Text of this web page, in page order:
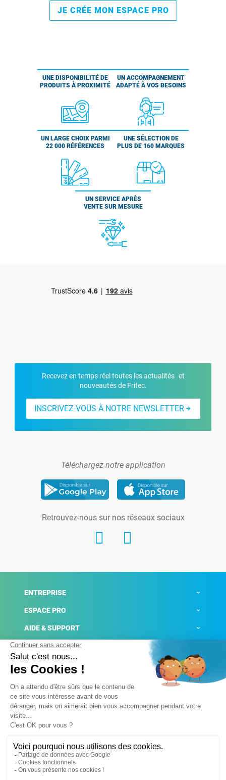
JE CRÉE MON ESPACE PRO
UNE DISPONIBILITÉ DE
PRODUITS À PROXIMITÉ
UN ACCOMPAGNEMENT
ADAPTÉ À VOS BESOINS
UN LARGE CHOIX PARMI
22 000 RÉFÉRENCES
UNE SÉLECTION DE
PLUS DE 160 MARQUES
UN SERVICE APRÈS
VENTE SUR MESURE
Recevez en temps réel toutes les actualités et
nouveautés de Fritec.
INSCRIVEZ-VOUS À NOTRE NEWSLETTER
Téléchargez notre application
Retrouvez-nous sur nos réseaux sociaux
ENTREPRISE
ESPACE PRO
AIDE & SUPPORT
ACTUALITÉS
Mentions légales
Conditions générales de ventes
Plateforme de signalement